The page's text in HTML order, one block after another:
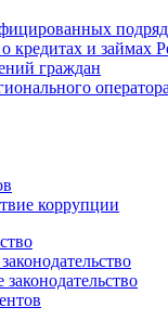
кредитах и займах
граждан
оператора
коррупции